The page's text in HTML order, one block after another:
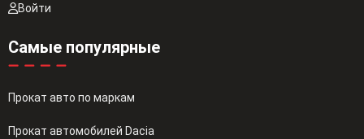
Войти
Самые популярные
Прокат авто по маркам
Прокат автомобилей Dacia